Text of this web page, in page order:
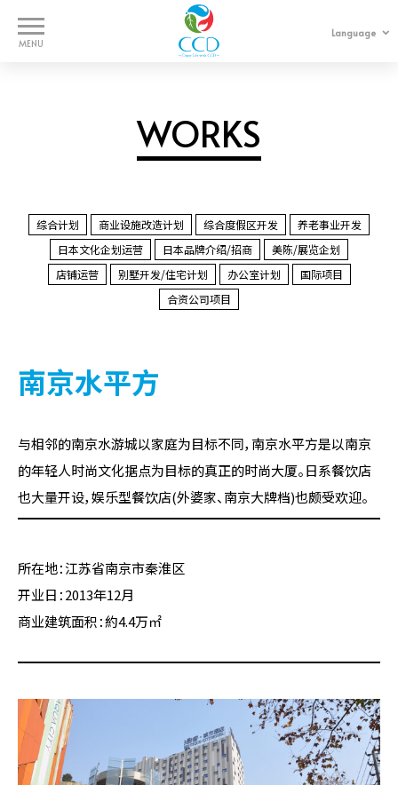
SERVICES
COMPANY
CONTACT
Language
WORKS
综合计划 商业设施改造计划 综合度假区开发
养老事业开发
日本文化企划运营
日本品牌介绍/招商
美陈/展览企划
店铺运营
别墅开发/住宅计划 办公室计划
国际项目
合资公司项目
南京水平方
与相邻的南京水游城以家庭为目标不同，南京水平方是以南京
的年轻人时尚文化据点为目标的真正的时尚大厦。日系餐饮店
也大量开设，娱乐型餐饮店(外婆家、南京大牌档)也颇受欢迎。
所在地：江苏省南京市秦淮区
开业日：2013年12月
商业建筑面积：約4.4万㎡